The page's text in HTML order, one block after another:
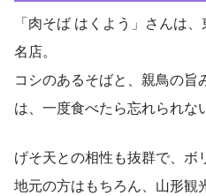
「肉そば はくよう」さんは
名店。
コシのあるそばと、親鳥の
は、一度食べたら忘れられな
げそ天との相性も抜群で、ボ
地元の方はもちろん、山形観